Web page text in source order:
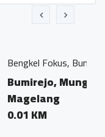
Bumirejo
Mungkid,